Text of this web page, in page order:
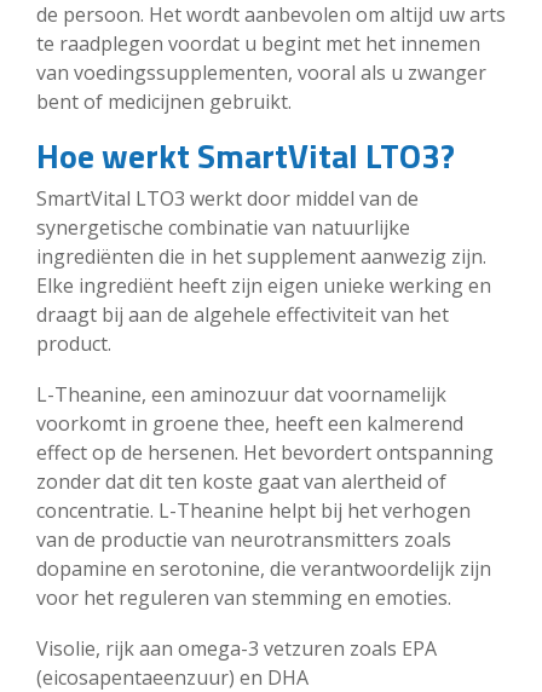
de persoon. Het wordt aanbevolen om altijd uw arts
te raadplegen voordat u begint met het innemen
van voedingssupplementen, vooral als u zwanger
bent of medicijnen gebruikt.
Hoe werkt SmartVital LTO3?
SmartVital LTO3 werkt door middel van de
synergetische combinatie van natuurlijke
ingrediënten die in het supplement aanwezig zijn.
Elke ingrediënt heeft zijn eigen unieke werking en
draagt bij aan de algehele effectiviteit van het
product.
L-Theanine, een aminozuur dat voornamelijk
voorkomt in groene thee, heeft een kalmerend
effect op de hersenen. Het bevordert ontspanning
zonder dat dit ten koste gaat van alertheid of
concentratie. L-Theanine helpt bij het verhogen
van de productie van neurotransmitters zoals
dopamine en serotonine, die verantwoordelijk zijn
voor het reguleren van stemming en emoties.
Visolie, rijk aan omega-3 vetzuren zoals EPA
(eicosapentaeenzuur) en DHA